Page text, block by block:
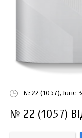
№ 22 (1057), June
№ 22 (1057)